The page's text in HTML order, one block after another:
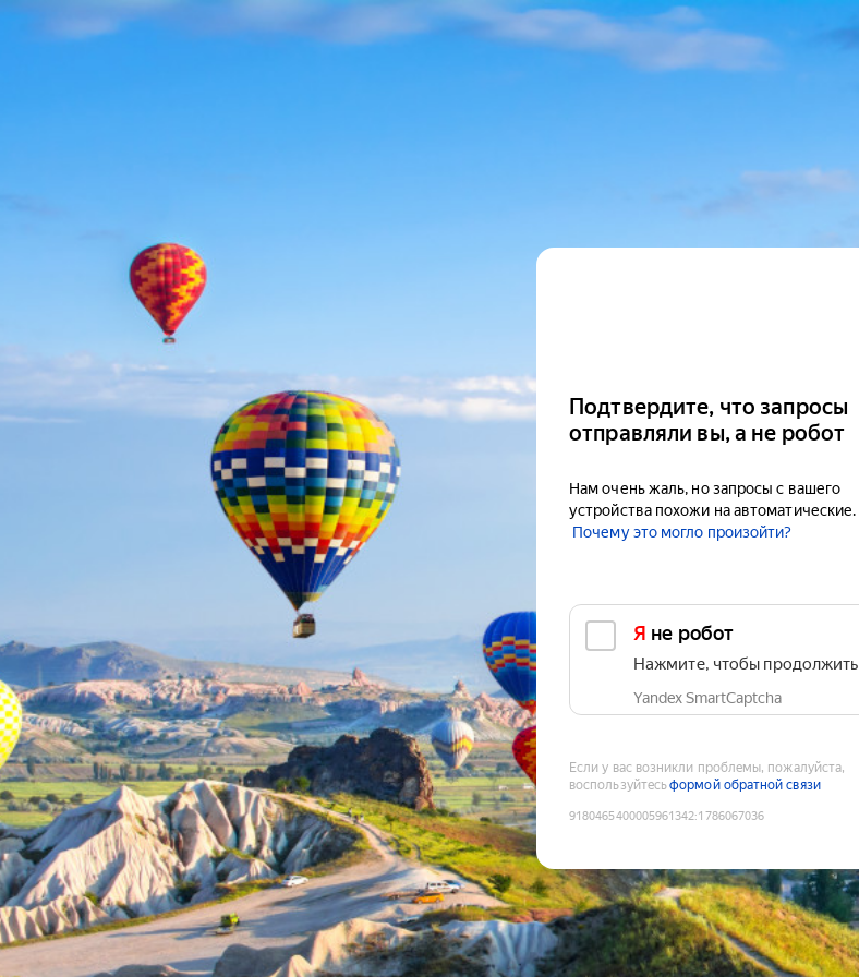
Подтвердите, что запросы
отправляли вы, а не робот
Нам очень жаль, но запросы с вашего
устройства похожи на автоматические.
Почему это могло произойти?
Я не робот
Нажмите, чтобы продолжить
Yandex SmartCaptcha
Если у вас возникли проблемы, пожалуйста,
воспользуйтесьформой обратной связи
9180465400005961342:1786067036